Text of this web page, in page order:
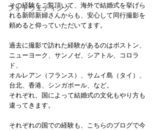
フォトウェディング
その経験をご覧頂いて、海外で結婚式を挙げら
れる新郎新婦さんからも、安心して同行撮影を
頼めると仰っていただいてます。
過去に撮影で訪れた経験があるのはボストン、
ニューヨーク、サンノゼ、シアトル、コロラ
ド、
オルレアン（フランス）、サムイ島（タイ）、
台北、香港、シンガポール、など。
それぞれ、国によって結婚式の文化もやり方も
違ってきます。
それぞれの国での経験も、こちらのブログで今